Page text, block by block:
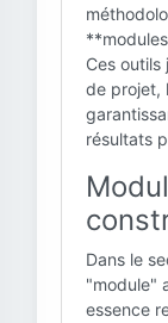
Ces outils
de projet,
résultats
Dans le
"module"
essence